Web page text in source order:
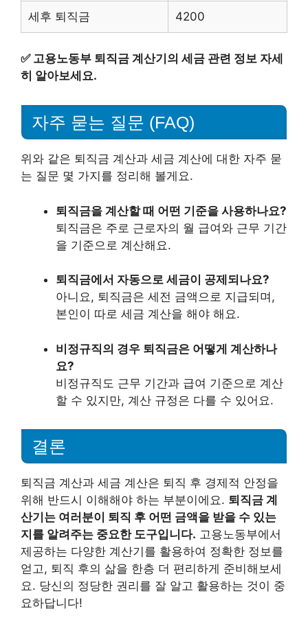
세후 퇴직금 4200
✅ 고용노동부 퇴직금 계산기의 세금 관련 정보 자세
히 알아보세요.
자주 묻는 질문 (FAQ)
위와 같은 퇴직금 계산과 세금 계산에 대한 자주 묻
는 질문 몇 가지를 정리해 볼게요.
퇴직금을 계산할 때 어떤 기준을 사용하나요?
퇴직금은 주로 근로자의 월 급여와 근무 기간
을 기준으로 계산해요.
퇴직금에서 자동으로 세금이 공제되나요?
아니요, 퇴직금은 세전 금액으로 지급되며,
본인이 따로 세금 계산을 해야 해요.
비정규직의 경우 퇴직금은 어떻게 계산하나
요?
비정규직도 근무 기간과 급여 기준으로 계산
할 수 있지만, 계산 규정은 다를 수 있어요.
결론
퇴직금 계산과 세금 계산은 퇴직 후 경제적 안정을
위해 반드시 이해해야 하는 부분이에요. 퇴직금 계
산기는 여러분이 퇴직 후 어떤 금액을 받을 수 있는
지를 알려주는 중요한 도구입니다. 고용노동부에서
제공하는 다양한 계산기를 활용하여 정확한 정보를
얻고, 퇴직 후의 삶을 한층 더 편리하게 준비해보세
요. 당신의 정당한 권리를 잘 알고 활용하는 것이 중
요하답니다!